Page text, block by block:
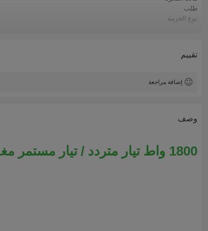
طلب
نوع الحزمة
تقييم
إضافة مراجعة
وصف
1800 واط تيار متردد / تيار مستمر مغلف بالمياه بمحرك مملوء بالمياه بالطاقة الشمسية مع مضخة S / S